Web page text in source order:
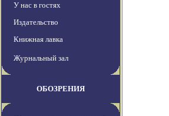
У нас в гостях
Издательство
Книжная лавка
Журнальный зал
ОБОЗРЕНИЯ